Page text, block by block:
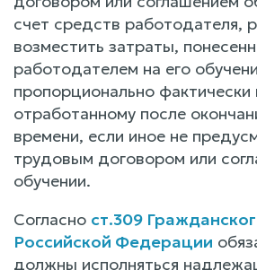
счет средств работодателя,
возместить затраты,
работодателем на его
пропорционально фактически
отработанному после
времени, если иное не
трудовым договором или
обучении.
Согласно ст.309
Российской Федерации
должны исполняться